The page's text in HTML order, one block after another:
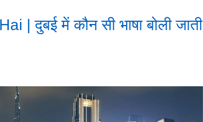
दुबई में कौन सी भाषा बोली जाती